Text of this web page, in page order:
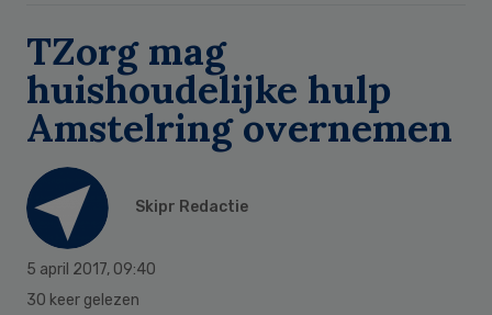
TZorg mag
huishoudelijke hulp
Amstelring overnemen
Skipr Redactie
5 april 2017, 09:40
30 keer gelezen